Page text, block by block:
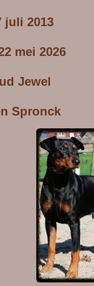
juli 2013
mei 2026
Jewel
Spronck